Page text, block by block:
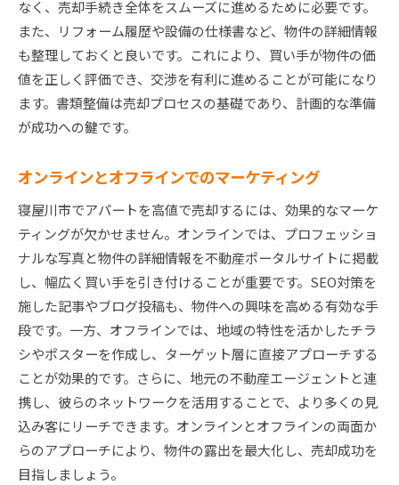
なく、売却手続き全体をスムーズに進めるために必要です。
また、リフォーム履歴や設備の仕様書など、物件の詳細情報
も整理しておくと良いです。これにより、買い手が物件の価
値を正しく評価でき、交渉を有利に進めることが可能になり
ます。書類整備は売却プロセスの基礎であり、計画的な準備
が成功への鍵です。
オンラインとオフラインでのマーケティング
寝屋川市でアパートを高値で売却するには、効果的なマーケ
ティングが欠かせません。オンラインでは、プロフェッショ
ナルな写真と物件の詳細情報を不動産ポータルサイトに掲載
し、幅広く買い手を引き付けることが重要です。SEO対策を
施した記事やブログ投稿も、物件への興味を高める有効な手
段です。一方、オフラインでは、地域の特性を活かしたチラ
シやポスターを作成し、ターゲット層に直接アプローチする
ことが効果的です。さらに、地元の不動産エージェントと連
携し、彼らのネットワークを活用することで、より多くの見
込み客にリーチできます。オンラインとオフラインの両面か
らのアプローチにより、物件の露出を最大化し、売却成功を
目指しましょう。